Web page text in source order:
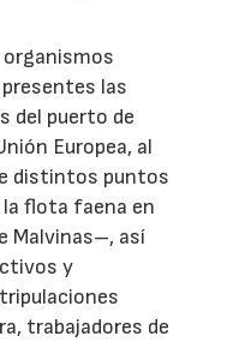
las
del puerto de
Europea, al
distintos puntos
flota faena en
Malvinas–, así
y
trabajadores de